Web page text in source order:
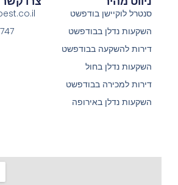
סנטרל לוקיישן בודפשט
השקעות נדלן בבודפשט
דירות להשקעה בבודפשט
השקעות נדלן בחול
דירות למכירה בבודפשט
השקעות נדלן באירופה